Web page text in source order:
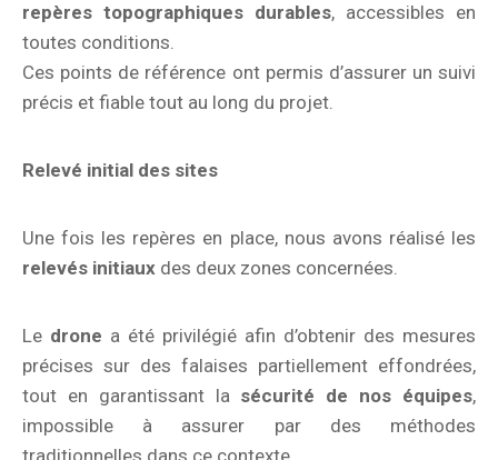
repères topographiques durables, accessibles en
toutes conditions.
Ces points de référence ont permis d’assurer un suivi
précis et fiable tout au long du projet.
Relevé initial des sites
Une fois les repères en place, nous avons réalisé les
relevés initiaux des deux zones concernées.
Le drone a été privilégié afin d’obtenir des mesures
précises sur des falaises partiellement effondrées,
tout en garantissant la sécurité de nos équipes,
impossible à assurer par des méthodes